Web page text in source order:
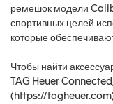
ремешок модели
спортивных целей
которые
Чтобы найти
TAG Heuer
(https://tagheuer.com)